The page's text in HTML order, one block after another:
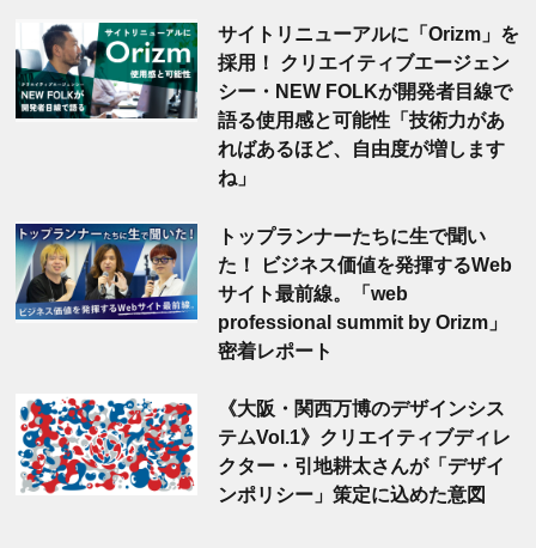
サイトリニューアルに「Orizm」を
採用！ クリエイティブエージェン
シー・NEW FOLKが開発者目線で
語る使用感と可能性「技術力があ
ればあるほど、自由度が増します
ね」
トップランナーたちに生で聞い
た！ ビジネス価値を発揮するWeb
サイト最前線。「web
professional summit by Orizm」
密着レポート
《大阪・関西万博のデザインシス
テムVol.1》クリエイティブディレ
クター・引地耕太さんが「デザイ
ンポリシー」策定に込めた意図